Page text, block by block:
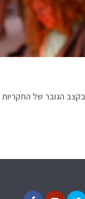
הגובר של התקריות